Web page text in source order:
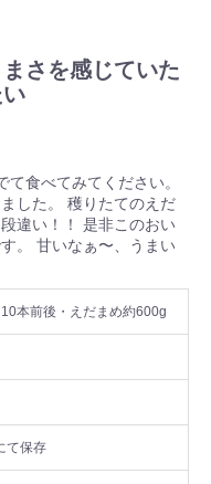
さを感じていた
食べてみてください。
した。 穫りたてのえだ
違い！！ 是非このおい
。 甘いなぁ〜、うまい
本前後・えだまめ約600g
て保存